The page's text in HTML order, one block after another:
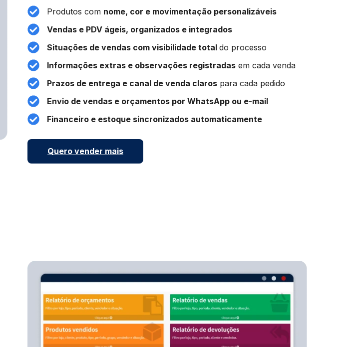
Produtos com nome, cor e movimentação personalizáveis
Vendas e PDV ágeis, organizados e integrados
Situações de vendas com visibilidade total do processo
Informações extras e observações registradas em cada venda
Prazos de entrega e canal de venda claros para cada pedido
Envio de vendas e orçamentos por WhatsApp ou e-mail
Financeiro e estoque sincronizados automaticamente
Quero vender mais